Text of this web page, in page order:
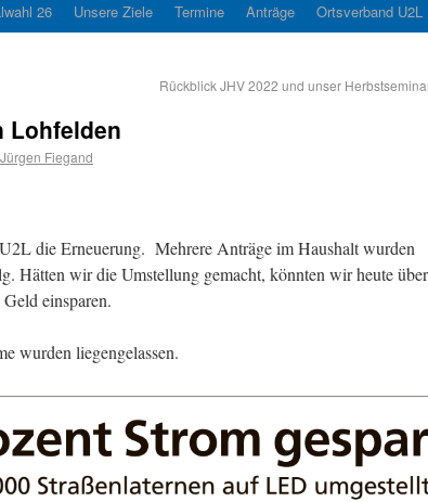
26 Unsere Ziele Termine Anträge Ortsverband U2L
Rückblick JHV 2022 und unser
Lohfelden
Fiegand
die Erneuerung. Mehrere Anträge im Haushalt wurden
Hätten wir die Umstellung gemacht, könnten wir heute
einsparen.
wurden liegengelassen.